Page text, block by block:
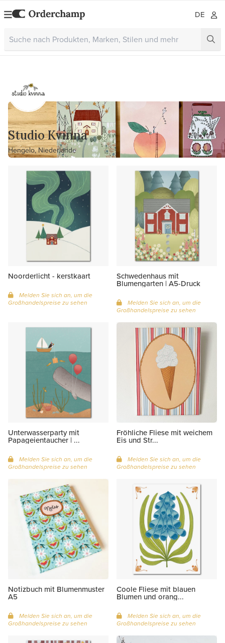
DE
Studio Kvinna
Hengelo, Niederlande
Noorderlicht - kerstkaart
Melden Sie sich an, um die
Großhandelspreise zu sehen
Schwedenhaus mit
Blumengarten | A5-Druck
Melden Sie sich an, um die
Großhandelspreise zu sehen
Unterwasserparty mit
Papageientaucher | ...
Melden Sie sich an, um die
Großhandelspreise zu sehen
Fröhliche Fliese mit weichem
Eis und Str...
Melden Sie sich an, um die
Großhandelspreise zu sehen
Notizbuch mit Blumenmuster
A5
Melden Sie sich an, um die
Großhandelspreise zu sehen
Coole Fliese mit blauen
Blumen und orang...
Melden Sie sich an, um die
Großhandelspreise zu sehen